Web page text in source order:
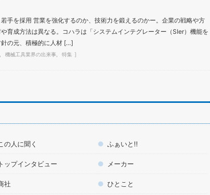
手を採用 営業を強化するのか、技術力を鍛えるのかー。企業の戦略や方
育成方法は異なる。コハラは「システムインテグレーター（SIer）機能を
の元、積極的に人材 […]
機械工具業界の出来事 特集
の人に聞く ふぁいと!!
トップインタビュー メーカー
社 ひとこと